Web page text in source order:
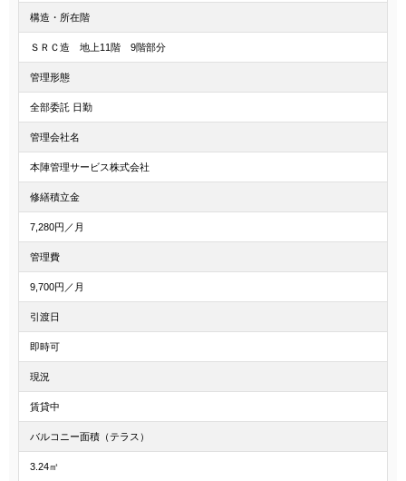
構造・所在階
ＳＲＣ造 地上11階 9階部分
管理形態
全部委託 日勤
管理会社名
本陣管理サービス株式会社
修繕積立金
7,280円／月
管理費
9,700円／月
引渡日
即時可
現況
賃貸中
バルコニー面積（テラス）
3.24㎡